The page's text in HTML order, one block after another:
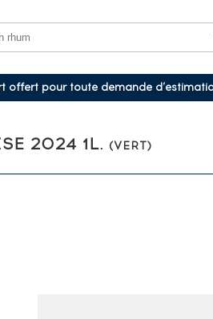
offert pour toute demande
2024 1L. (VERT)